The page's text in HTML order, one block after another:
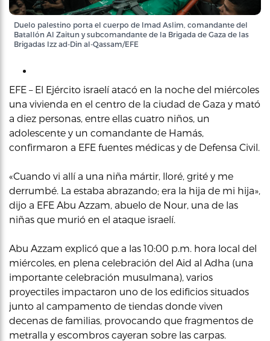
Duelo palestino porta el cuerpo de Imad Aslim, comandante del
Batallón Al Zaitun y subcomandante de la Brigada de Gaza de las
Brigadas Izz ad-Din al-Qassam/EFE
EFE – El Ejército israelí atacó en la noche del miércoles
una vivienda en el centro de la ciudad de Gaza y mató
a diez personas, entre ellas cuatro niños, un
adolescente y un comandante de Hamás,
confirmaron a EFE fuentes médicas y de Defensa Civil.
«Cuando vi allí a una niña mártir, lloré, grité y me
derrumbé. La estaba abrazando; era la hija de mi hija»,
dijo a EFE Abu Azzam, abuelo de Nour, una de las
niñas que murió en el ataque israelí.
Abu Azzam explicó que a las 10:00 p.m. hora local del
miércoles, en plena celebración del Aid al Adha (una
importante celebración musulmana), varios
proyectiles impactaron uno de los edificios situados
junto al campamento de tiendas donde viven
decenas de familias, provocando que fragmentos de
metralla y escombros cayeran sobre las carpas.